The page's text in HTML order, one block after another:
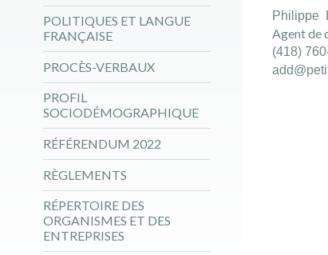
POLITIQUES ET LANGUE
FRANÇAISE
PROCÈS-VERBAUX
PROFIL
SOCIODÉMOGRAPHIQUE
RÉFÉRENDUM 2022
RÈGLEMENTS
RÉPERTOIRE DES
ORGANISMES ET DES
ENTREPRISES
Philippe
Agent de
(418)